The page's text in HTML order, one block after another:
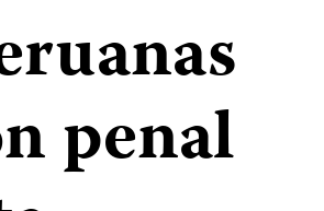
penal